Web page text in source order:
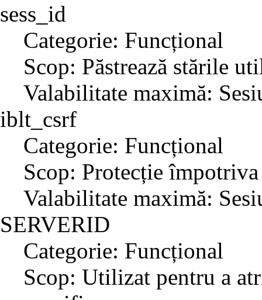
sess_id
Categorie: Funcțional
Scop: Păstrează stările
Valabilitate maximă:
iblt_csrf
Categorie: Funcțional
Scop: Protecție
Valabilitate maximă:
SERVERID
Categorie: Funcțional
Scop: Utilizat pentru a